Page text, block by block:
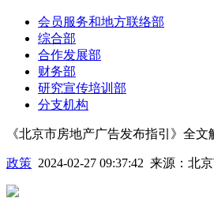
会员服务和地方联络部
综合部
合作发展部
财务部
研究宣传培训部
分支机构
《北京市房地产广告发布指引》全文
政策 2024-02-27 09:37:42 来源： 北